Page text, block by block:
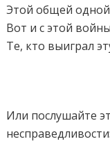
Этой общей одной
Вот и с этой
Те, кто выиграл
Или послушайте
несправедливости: